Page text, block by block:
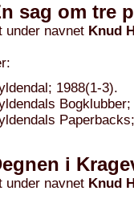
sag om tre
under navnet Knud
1988(1-3).
i
under navnet Knud